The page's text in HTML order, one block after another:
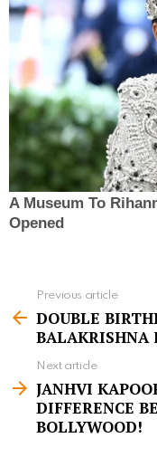
e
m
Previous article
DOUBLE
BALAKRISHNA
Next article
JANHVI
DIFFERENCE
BOLLYWOOD!